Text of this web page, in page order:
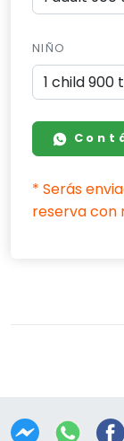
NIÑO
* Serás
reserva con